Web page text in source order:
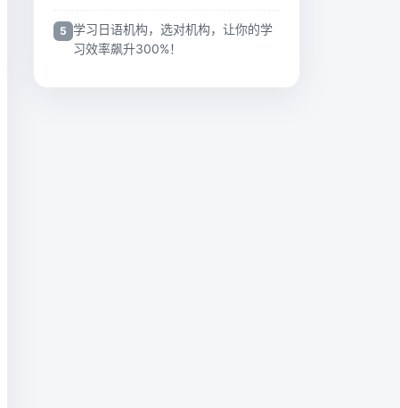
学习日语机构，选对机构，让你的学
习效率飙升300%！